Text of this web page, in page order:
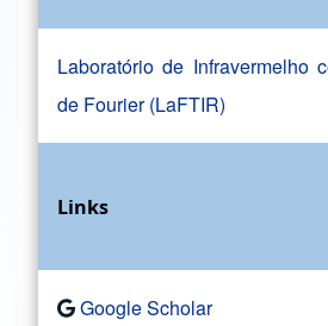
Laboratório de Infravermelho
de Fourier (LaFTIR)
Links
Google Scholar